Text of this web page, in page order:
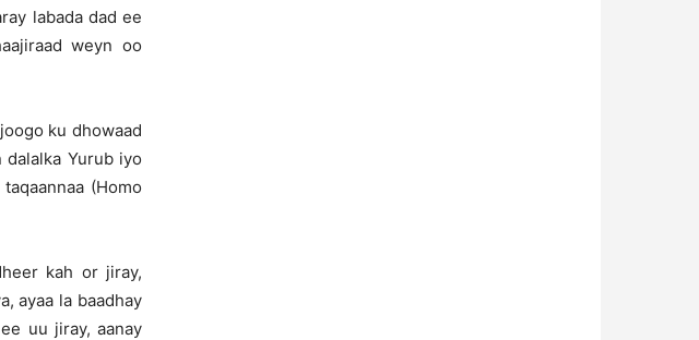
labada dad ee
weyn oo
ku dhowaad
Yurub iyo
(Homo
kah or jiray,
ayaa la baadhay
uu jiray, aanay